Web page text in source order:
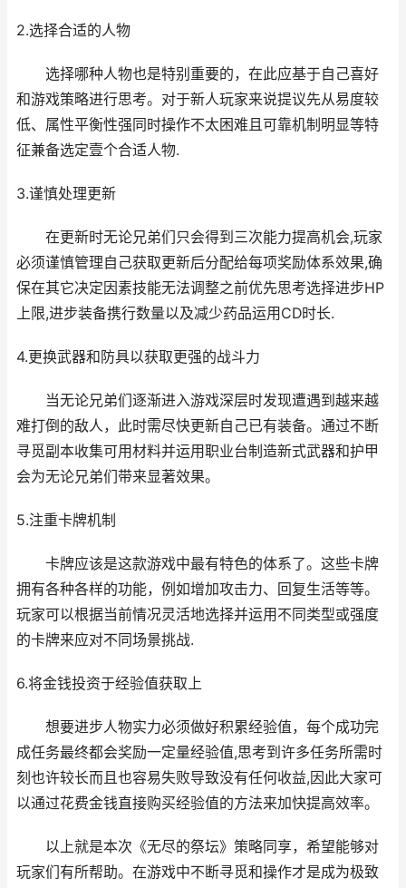
2.选择合适的人物
选择哪种人物也是特别重要的，在此应基于自己喜好
和游戏策略进行思考。对于新人玩家来说提议先从易度较
低、属性平衡性强同时操作不太困难且可靠机制明显等特
征兼备选定壹个合适人物.
3.谨慎处理更新
在更新时无论兄弟们只会得到三次能力提高机会,玩家
必须谨慎管理自己获取更新后分配给每项奖励体系效果,确
保在其它决定因素技能无法调整之前优先思考选择进步HP
上限,进步装备携行数量以及减少药品运用CD时长.
4.更换武器和防具以获取更强的战斗力
当无论兄弟们逐渐进入游戏深层时发现遭遇到越来越
难打倒的敌人，此时需尽快更新自己已有装备。通过不断
寻觅副本收集可用材料并运用职业台制造新式武器和护甲
会为无论兄弟们带来显著效果。
5.注重卡牌机制
卡牌应该是这款游戏中最有特色的体系了。这些卡牌
拥有各种各样的功能，例如增加攻击力、回复生活等等。
玩家可以根据当前情况灵活地选择并运用不同类型或强度
的卡牌来应对不同场景挑战.
6.将金钱投资于经验值获取上
想要进步人物实力必须做好积累经验值，每个成功完
成任务最终都会奖励一定量经验值,思考到许多任务所需时
刻也许较长而且也容易失败导致没有任何收益,因此大家可
以通过花费金钱直接购买经验值的方法来加快提高效率。
以上就是本次《无尽的祭坛》策略同享，希望能够对
玩家们有所帮助。在游戏中不断寻觅和操作才是成为极致